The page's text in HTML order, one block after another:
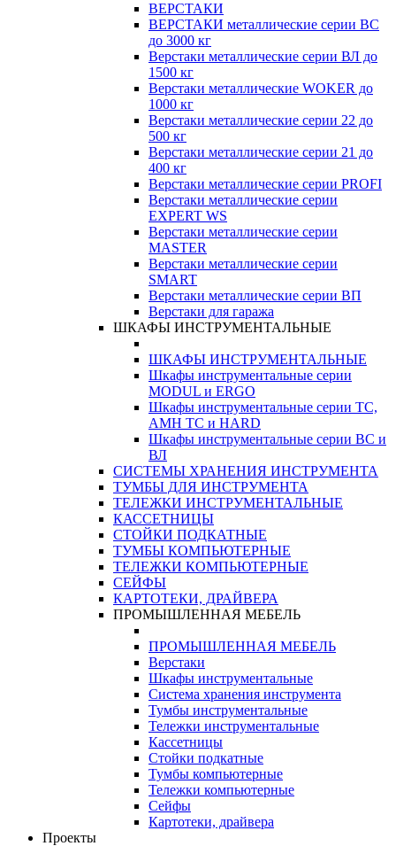
ВЕРСТАКИ
ВЕРСТАКИ металлические серии ВС
до 3000 кг
Верстаки металлические серии ВЛ до
1500 кг
Верстаки металлические WOKER до
1000 кг
Верстаки металлические серии 22 до
500 кг
Верстаки металлические серии 21 до
400 кг
Верстаки металлические серии PROFI
Верстаки металлические серии
EXPERT WS
Верстаки металлические серии
MASTER
Верстаки металлические серии
SMART
Верстаки металлические серии ВП
Верстаки для гаража
ШКАФЫ ИНСТРУМЕНТАЛЬНЫЕ
ШКАФЫ ИНСТРУМЕНТАЛЬНЫЕ
Шкафы инструментальные серии
MODUL и ERGO
Шкафы инструментальные серии ТС,
АМН ТС и HARD
Шкафы инструментальные серии ВС и
ВЛ
СИСТЕМЫ ХРАНЕНИЯ ИНСТРУМЕНТА
ТУМБЫ ДЛЯ ИНСТРУМЕНТА
ТЕЛЕЖКИ ИНСТРУМЕНТАЛЬНЫЕ
КАССЕТНИЦЫ
СТОЙКИ ПОДКАТНЫЕ
ТУМБЫ КОМПЬЮТЕРНЫЕ
ТЕЛЕЖКИ КОМПЬЮТЕРНЫЕ
СЕЙФЫ
КАРТОТЕКИ, ДРАЙВЕРА
ПРОМЫШЛЕННАЯ МЕБЕЛЬ
ПРОМЫШЛЕННАЯ МЕБЕЛЬ
Верстаки
Шкафы инструментальные
Система хранения инструмента
Тумбы инструментальные
Тележки инструментальные
Кассетницы
Стойки подкатные
Тумбы компьютерные
Тележки компьютерные
Сейфы
Картотеки, драйвера
Проекты